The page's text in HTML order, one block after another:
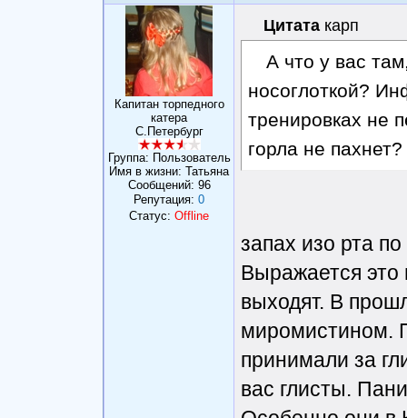
Капитан торпедного
катера
С.Петербург
Группа: Пользователь
Имя в жизни: Татьяна
Сообщений: 96
Репутация: 0
Статус: Offline
Цитата карп
А что у вас
носоглоткой?
тренировках не
горла не пахнет?
запах изо рта
Выражается это
выходят. В
миромистином.
принимали за
вас глисты.